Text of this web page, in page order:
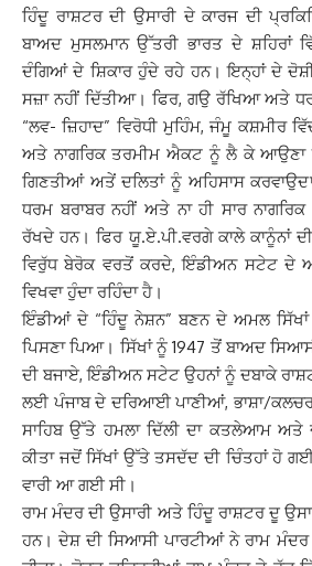
ਹਿੰਦੂ ਰਾਸ਼ਟਰ ਦੀ ਉਸਾਰੀ ਦੇ ਕਾਰਜ ਦੀ
ਬਾਅਦ ਮੁਸਲਮਾਨ ਉੱਤਰੀ ਭਾਰਤ ਦੇ ਸ਼ਹਿਰਾਂ
ਦੰਗਿਆਂ ਦੇ ਸ਼ਿਕਾਰ ਹੁੰਦੇ ਰਹੇ ਹਨ। ਇਨ੍ਹਾਂ ਦੇ
ਸਜ਼ਾ ਨਹੀਂ ਦਿੱਤੀਆ। ਫਿਰ, ਗਉ ਰੱਖਿਆ ਅਤੇ
“ਲਵ- ਜ਼ਿਹਾਦ” ਵਿਰੋਧੀ ਮੁਹਿੰਮ, ਜੰਮੂ ਕਸ਼ਮੀਰ
ਅਤੇ ਨਾਗਰਿਕ ਤਰਮੀਮ ਐਕਟ ਨੂੰ ਲੈ ਕੇ ਆਉਣਾ
ਗਿਣਤੀਆਂ ਅਤੇਂ ਦਲਿਤਾਂ ਨੂੰ ਅਹਿਸਾਸ
ਧਰਮ ਬਰਾਬਰ ਨਹੀਂ ਅਤੇ ਨਾ ਹੀ ਸਾਰ
ਰੱਖਦੇ ਹਨ। ਫਿਰ ਯੂ.ਏ.ਪੀ.ਵਰਗੇ ਕਾਲੇ ਕਾਨੂੰਨਾਂ
ਵਿਰੁੱਧ ਬੇਰੋਕ ਵਰਤੋਂ ਕਰਦੇ, ਇੰਡੀਅਨ ਸਟੇਟ ਦੇ
ਵਿਖਵਾ ਹੁੰਦਾ ਰਹਿੰਦਾ ਹੈ।
ਇੰਡੀਆਂ ਦੇ “ਹਿੰਦੂ ਨੇਸ਼ਨ” ਬਣਨ ਦੇ ਅਮਲ ਸਿੱਖਾਂ
ਪਿਸਣਾ ਪਿਆ। ਸਿੱਖਾਂ ਨੂੰ 1947 ਤੋਂ ਬਾਅਦ
ਦੀ ਬਜਾਏ, ਇੰਡੀਅਨ ਸਟੇਟ ਉਹਨਾਂ ਨੂੰ ਦਬਾਕੇ
ਲਈ ਪੰਜਾਬ ਦੇ ਦਰਿਆਈ ਪਾਣੀਆਂ, ਭਾਸ਼ਾ/
ਸਾਹਿਬ ਉੱਤੇ ਹਮਲਾ ਦਿੱਲੀ ਦਾ ਕਤਲੇਆਮ ਅਤੇ
ਕੀਤਾ ਜਦੋਂ ਸਿੱਖਾਂ ਉੱਤੇ ਤਸਦੱਦ ਦੀ ਚਿੰਤਹਾਂ ਹੋ ਗਈ
ਵਾਰੀ ਆ ਗਈ ਸੀ।
ਰਾਮ ਮੰਦਰ ਦੀ ਉਸਾਰੀ ਅਤੇ ਹਿੰਦੂ ਰਾਸ਼ਟਰ ਦੂ
ਹਨ। ਦੇਸ਼ ਦੀ ਸਿਆਸੀ ਪਾਰਟੀਆਂ ਨੇ ਰਾਮ ਮੰਦਰ